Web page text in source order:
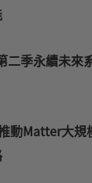
二季永續未
動Matter大